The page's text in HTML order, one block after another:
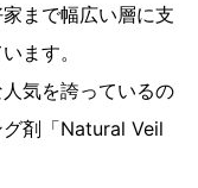
まで幅広い層に支
ます。
気を誇っているの
剤「Natural Veil